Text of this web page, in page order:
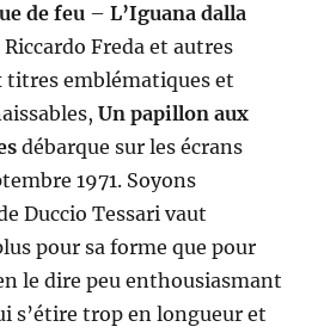
de feu –L’Iguana dalla
Riccardo Freda et autres
titres emblématiques et
Un papillon aux
débarque sur les écrans
1971. Soyons
Duccio Tessari vaut
pour sa forme que pour
le dire peu enthousiasmant
s’étire trop en longueur et